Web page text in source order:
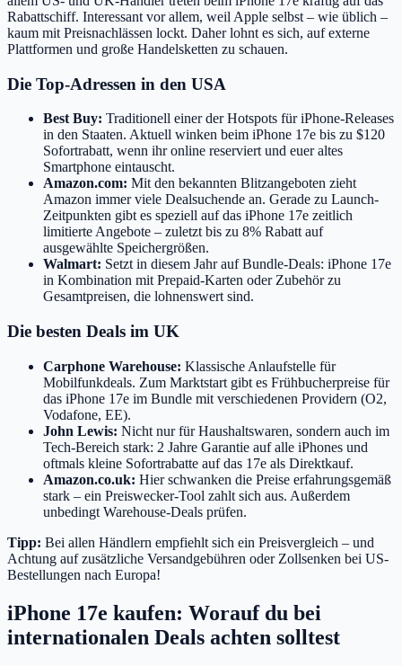
Rabattschiff. Interessant vor allem, weil Apple selbst – wie üblich –
kaum mit Preisnachlässen lockt. Daher lohnt es sich, auf externe
Plattformen und große Handelsketten zu schauen.
Die Top-Adressen in den USA
Best Buy: Traditionell einer der Hotspots für iPhone-Releases
in den Staaten. Aktuell winken beim iPhone 17e bis zu $120
Sofortrabatt, wenn ihr online reserviert und euer altes
Smartphone eintauscht.
Amazon.com: Mit den bekannten Blitzangeboten zieht
Amazon immer viele Dealsuchende an. Gerade zu Launch-
Zeitpunkten gibt es speziell auf das iPhone 17e zeitlich
limitierte Angebote – zuletzt bis zu 8% Rabatt auf
ausgewählte Speichergrößen.
Walmart: Setzt in diesem Jahr auf Bundle-Deals: iPhone 17e
in Kombination mit Prepaid-Karten oder Zubehör zu
Gesamtpreisen, die lohnenswert sind.
Die besten Deals im UK
Carphone Warehouse: Klassische Anlaufstelle für
Mobilfunkdeals. Zum Marktstart gibt es Frühbucherpreise für
das iPhone 17e im Bundle mit verschiedenen Providern (O2,
Vodafone, EE).
John Lewis: Nicht nur für Haushaltswaren, sondern auch im
Tech-Bereich stark: 2 Jahre Garantie auf alle iPhones und
oftmals kleine Sofortrabatte auf das 17e als Direktkauf.
Amazon.co.uk: Hier schwanken die Preise erfahrungsgemäß
stark – ein Preiswecker-Tool zahlt sich aus. Außerdem
unbedingt Warehouse-Deals prüfen.
Tipp: Bei allen Händlern empfiehlt sich ein Preisvergleich – und
Achtung auf zusätzliche Versandgebühren oder Zollsenken bei US-
Bestellungen nach Europa!
iPhone 17e kaufen: Worauf du bei
internationalen Deals achten solltest